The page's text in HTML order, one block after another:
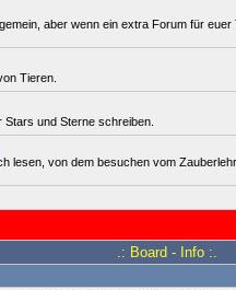
aber wenn ein extra Forum für euer
Tieren.
Stars und Sterne schreiben.
lesen, von dem besuchen vom
.: Board - Info :.